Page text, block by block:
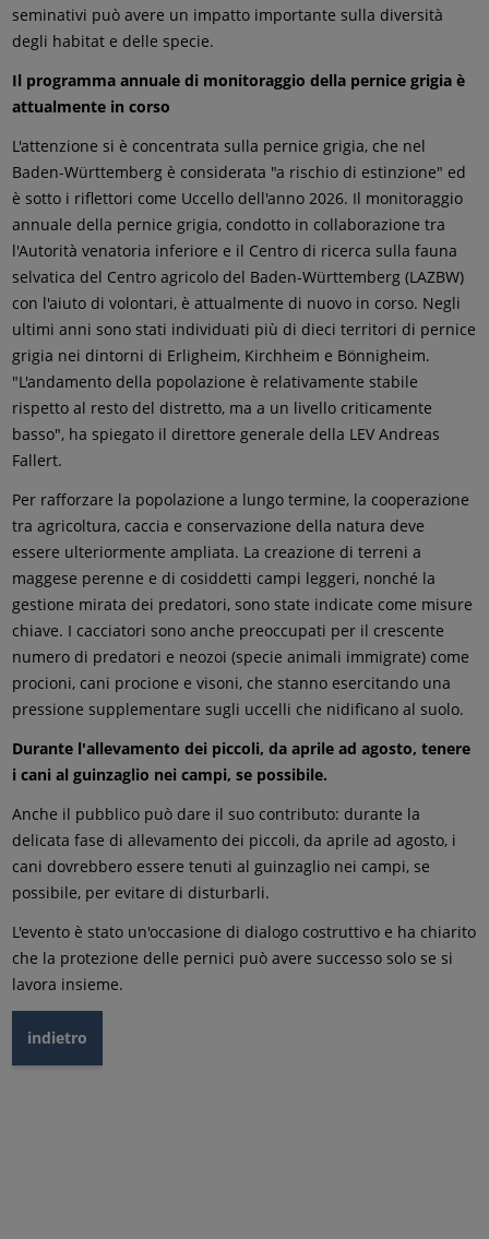
seminativi può avere un impatto importante sulla diversità
degli habitat e delle specie.
Il programma annuale di monitoraggio della pernice grigia è
attualmente in corso
L'attenzione si è concentrata sulla pernice grigia, che nel
Baden-Württemberg è considerata "a rischio di estinzione" ed
è sotto i riflettori come Uccello dell'anno 2026. Il monitoraggio
annuale della pernice grigia, condotto in collaborazione tra
l'Autorità venatoria inferiore e il Centro di ricerca sulla fauna
selvatica del Centro agricolo del Baden-Württemberg (LAZBW)
con l'aiuto di volontari, è attualmente di nuovo in corso. Negli
ultimi anni sono stati individuati più di dieci territori di pernice
grigia nei dintorni di Erligheim, Kirchheim e Bönnigheim.
"L'andamento della popolazione è relativamente stabile
rispetto al resto del distretto, ma a un livello criticamente
basso", ha spiegato il direttore generale della LEV Andreas
Fallert.
Per rafforzare la popolazione a lungo termine, la cooperazione
tra agricoltura, caccia e conservazione della natura deve
essere ulteriormente ampliata. La creazione di terreni a
maggese perenne e di cosiddetti campi leggeri, nonché la
gestione mirata dei predatori, sono state indicate come misure
chiave. I cacciatori sono anche preoccupati per il crescente
numero di predatori e neozoi (specie animali immigrate) come
procioni, cani procione e visoni, che stanno esercitando una
pressione supplementare sugli uccelli che nidificano al suolo.
Durante l'allevamento dei piccoli, da aprile ad agosto, tenere
i cani al guinzaglio nei campi, se possibile.
Anche il pubblico può dare il suo contributo: durante la
delicata fase di allevamento dei piccoli, da aprile ad agosto, i
cani dovrebbero essere tenuti al guinzaglio nei campi, se
possibile, per evitare di disturbarli.
L'evento è stato un'occasione di dialogo costruttivo e ha chiarito
che la protezione delle pernici può avere successo solo se si
lavora insieme.
indietro